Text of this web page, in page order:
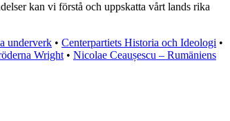
kan vi förstå och uppskatta vårt lands rika
underverk • Centerpartiets Historia och Ideologi •
Wright• Nicolae Ceaușescu – Rumäniens